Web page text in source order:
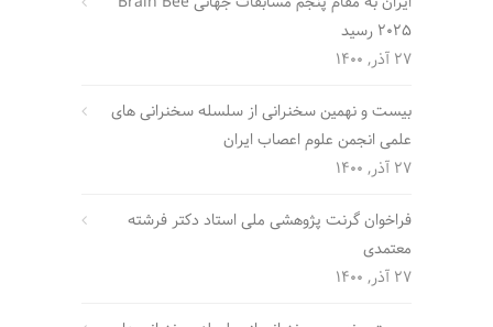
2025 رسید
27 آذر, 1400
بیست و نهمین سخنرانی از سلسله سخنرانی های
علمی انجمن علوم اعصاب ایران
27 آذر, 1400
فراخوان گرنت پژوهشی ملی استاد دکتر فرشته
معتمدی
27 آذر, 1400